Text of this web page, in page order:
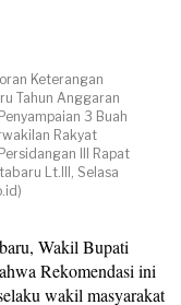
Keterangan
Tahun Anggaran
3 Buah
Rakyat
III Rapat
Lt.III, Selasa
Wakil Bupati
Rekomendasi ini
wakil masyarakat